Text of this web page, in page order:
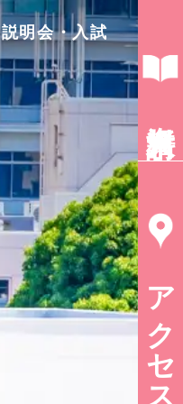
説明会・入試
アクセス